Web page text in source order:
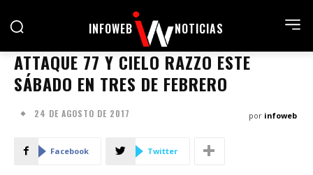
INFOWEB NOTICIAS
ATTAQUE 77 Y CIELO RAZZO ESTE
SÁBADO EN TRES DE FEBRERO
24 DE AGOSTO DE 2017 por infoweb
Facebook Twitter